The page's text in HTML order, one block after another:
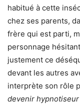
habitué à cette
chez ses parents,
frère qui est parti,
personnage
justement ce
devant les autres
interprète son rôle
devenir